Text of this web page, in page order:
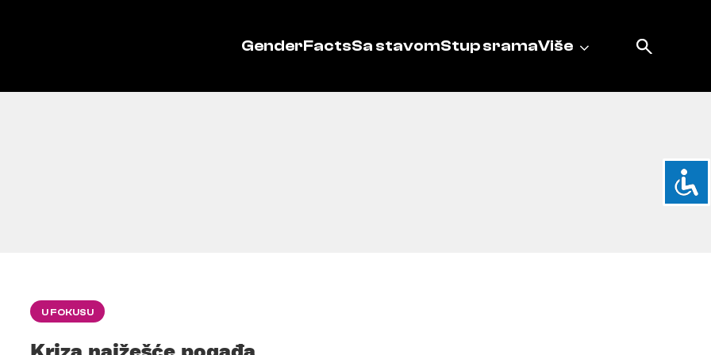
GenderFactsSa stavomStup sramaViše
U FOKUSU